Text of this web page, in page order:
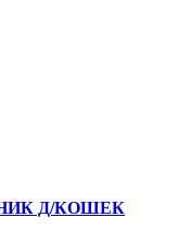
Д/КОШЕК